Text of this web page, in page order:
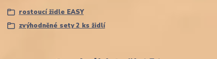
rostoucí židle EASY
zvýhodněné sety 2 ks židlí